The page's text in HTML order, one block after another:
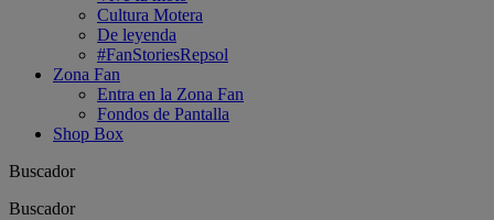
Cultura Motera
De leyenda
#FanStoriesRepsol
Zona Fan
Entra en la Zona Fan
Fondos de Pantalla
Shop Box
Buscador
Buscador